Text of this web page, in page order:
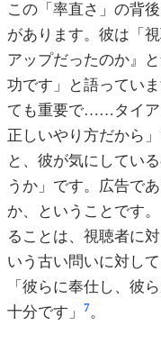
この「率直さ」の背
があります。彼は「
アップだったのか』
功です」と語ってい
ても重要で……タイア
正しいやり方だから
と、彼が気にしてい
うか」です。広告で
か、ということです
ることは、視聴者に
いう古い問いに対し
「彼らに奉仕し、彼
十分です」
7。